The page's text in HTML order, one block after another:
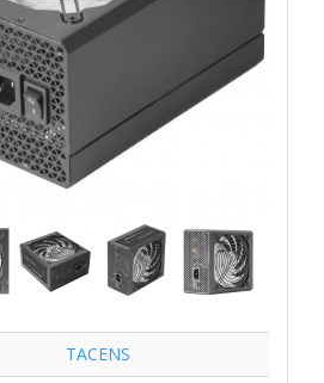
TACENS